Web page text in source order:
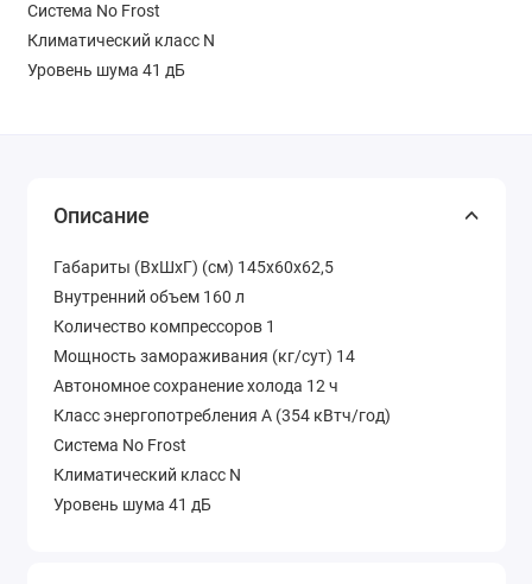
Система No Frost
Климатический класс N
Уровень шума 41 дБ
Описание
Габариты (ВхШхГ) (см) 145х60x62,5
Внутренний объем 160 л
Количество компрессоров 1
Мощность замораживания (кг/сут) 14
Автономное сохранение холода 12 ч
Класс энергопотребления А (354 кВтч/год)
Система No Frost
Климатический класс N
Уровень шума 41 дБ